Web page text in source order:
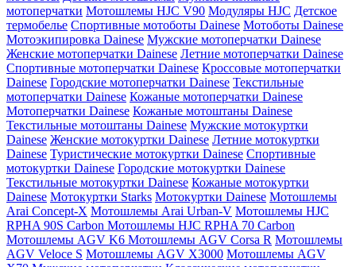
мотоперчатки Мотошлемы HJC V90 Модуляры HJC Детское
термобелье Спортивные мотоботы Dainese Мотоботы Dainese
Мотоэкипировка Dainese Мужские мотоперчатки Dainese
Женские мотоперчатки Dainese Летние мотоперчатки Dainese
Спортивные мотоперчатки Dainese Кроссовые мотоперчатки
Dainese Городские мотоперчатки Dainese Текстильные
мотоперчатки Dainese Кожаные мотоперчатки Dainese
Мотоперчатки Dainese Кожаные мотоштаны Dainese
Текстильные мотоштаны Dainese Мужские мотокуртки
Dainese Женские мотокуртки Dainese Летние мотокуртки
Dainese Туристические мотокуртки Dainese Спортивные
мотокуртки Dainese Городские мотокуртки Dainese
Текстильные мотокуртки Dainese Кожаные мотокуртки
Dainese Мотокуртки Starks Мотокуртки Dainese Мотошлемы
Arai Concept-X Мотошлемы Arai Urban-V Мотошлемы HJC
RPHA 90S Carbon Мотошлемы HJC RPHA 70 Carbon
Мотошлемы AGV K6 Мотошлемы AGV Corsa R Мотошлемы
AGV Veloce S Мотошлемы AGV X3000 Мотошлемы AGV